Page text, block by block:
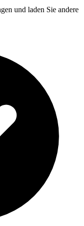
und laden Sie andere